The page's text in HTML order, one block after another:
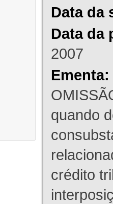
Data da
Data da
2007
Ementa:
quando
crédito